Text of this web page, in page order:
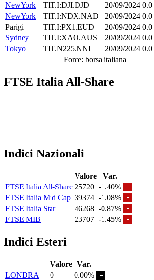
NewYork
TIT.I:DJI.DJD 20/09/2024 0.0
NewYork
TIT.I:NDX.NAD 20/09/2024 0.0
Parigi
TIT.I:PX1.EUD 20/09/2024 0.0
Sydney
TIT.I:XAO.AUS 20/09/2024 0.0
Tokyo
TIT.N225.NNI 20/09/2024 0.0
Fonte: borsa italiana
FTSE Italia All-Share
Indici Nazionali
Valore
Var.
FTSE Italia All-Share 25720 -1.40%
FTSE Italia Mid Cap 39374 -1.08%
FTSE Italia Star
46268 -0.87%
FTSE MIB
23707 -1.45%
Indici Esteri
Valore Var.
LONDRA
0
0.00%